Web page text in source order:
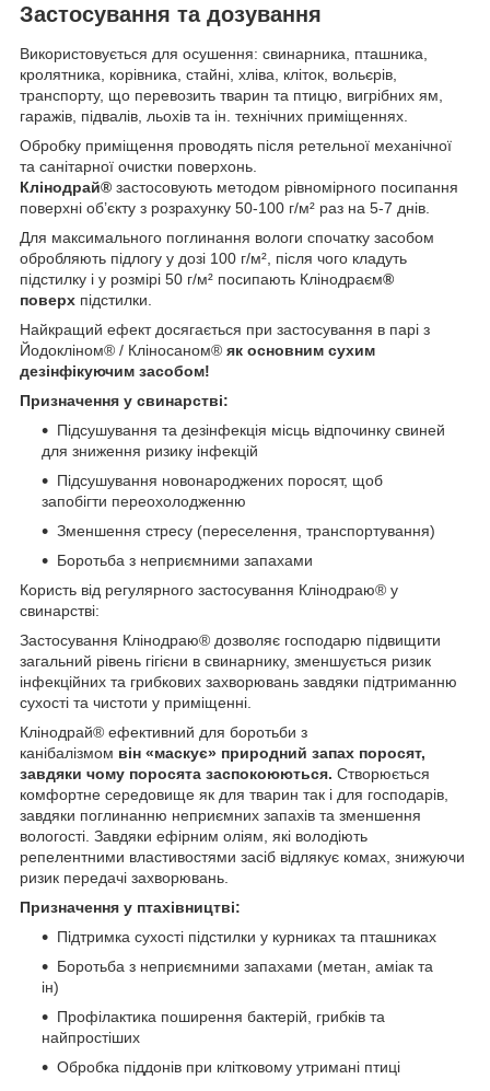
Застосування та дозування
Використовується для осушення: свинарника, пташника,
кролятника, корівника, стайні, хліва, кліток, вольєрів,
транспорту, що перевозить тварин та птицю, вигрібних ям,
гаражів, підвалів, льохів та ін. технічних приміщеннях.
Обробку приміщення проводять після ретельної механічної
та санітарної очистки поверхонь.
Клінодрай® застосовують методом рівномірного посипання
поверхні об’єкту з розрахунку 50-100 г/м² раз на 5-7 днів.
Для максимального поглинання вологи спочатку засобом
обробляють підлогу у дозі 100 г/м², після чого кладуть
підстилку і у розмірі 50 г/м² посипають Клінодраєм®
поверх підстилки.
Найкращий ефект досягається при застосування в парі з
Йодокліном® / Кліносаном® як основним сухим
дезінфікуючим засобом!
Призначення у свинарстві:
Підсушування та дезінфекція місць відпочинку свиней
для зниження ризику інфекцій
Підсушування новонароджених поросят, щоб
запобігти переохолодженню
Зменшення стресу (переселення, транспортування)
Боротьба з неприємними запахами
Користь від регулярного застосування Клінодраю® у
свинарстві:
Застосування Клінодраю® дозволяє господарю підвищити
загальний рівень гігієни в свинарнику, зменшується ризик
інфекційних та грибкових захворювань завдяки підтриманню
сухості та чистоти у приміщенні.
Клінодрай® ефективний для боротьби з
канібалізмом він «маскує» природний запах поросят,
завдяки чому поросята заспокоюються. Створюється
комфортне середовище як для тварин так і для господарів,
завдяки поглинанню неприємних запахів та зменшення
вологості. Завдяки ефірним оліям, які володіють
репелентними властивостями засіб відлякує комах, знижуючи
ризик передачі захворювань.
Призначення у птахівництві:
Підтримка сухості підстилки у курниках та пташниках
Боротьба з неприємними запахами (метан, аміак та
ін)
Профілактика поширення бактерій, грибків та
найпростіших
Обробка піддонів при клітковому утримані птиці